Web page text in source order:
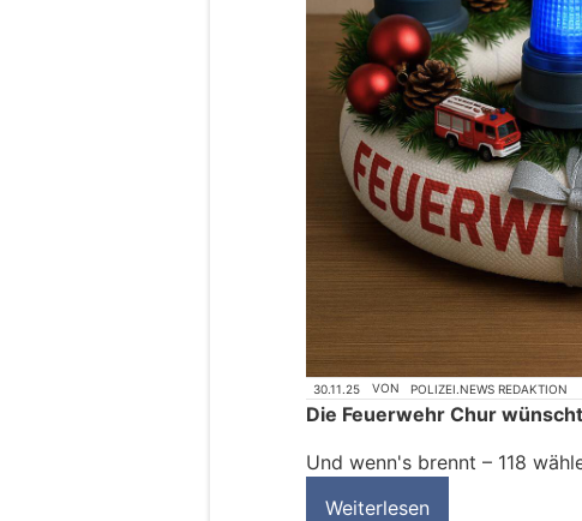
30.11.25 VON POLIZEI.NEWS REDAKTION
Die Feuerwehr Chur
Und wenn's brennt – 118
Weiterlesen